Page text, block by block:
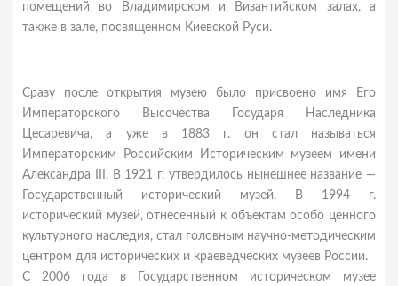
помещений во Владимирском и Византийском залах, а
также в зале, посвященном Киевской Руси.
Сразу после открытия музею было присвоено имя Его
Императорского Высочества Государя Наследника
Цесаревича, а уже в 1883 г. он стал называться
Императорским Российским Историческим музеем имени
Александра III. В 1921 г. утвердилось нынешнее название —
Государственный исторический музей. В 1994 г.
исторический музей, отнесенный к объектам особо ценного
культурного наследия, стал головным научно-методическим
центром для исторических и краеведческих музеев России.
С 2006 года в Государственном историческом музее